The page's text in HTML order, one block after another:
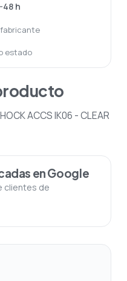
h
estado
ACCS IK06 - CLEAR
en Google
clientes de